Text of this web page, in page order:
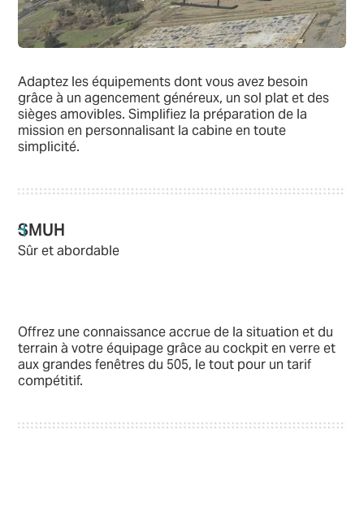
Adaptez les équipements dont vous avez besoin
grâce à un agencement généreux, un sol plat et des
sièges amovibles. Simplifiez la préparation de la
mission en personnalisant la cabine en toute
simplicité.
SMUH
Sûr et abordable
Offrez une connaissance accrue de la situation et du
terrain à votre équipage grâce au cockpit en verre et
aux grandes fenêtres du 505, le tout pour un tarif
compétitif.